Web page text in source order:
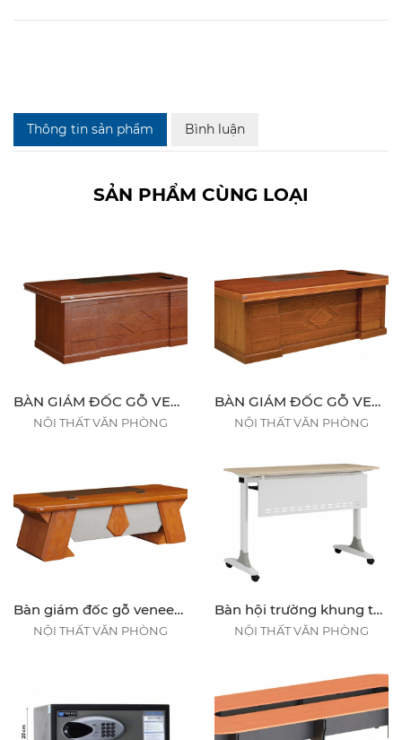
Thông tin sản phẩm Bình luận
SẢN PHẨM CÙNG LOẠI
BÀN GIÁM ĐỐC GỖ VENEER DT2010V19 - DT2010VM19
NỘI THẤT VĂN PHÒNG
BÀN GIÁM ĐỐC GỖ VENEER DT2411V19 - DT2411VM19
NỘI THẤT VĂN PHÒNG
Bàn giám đốc gỗ veneer DT2411V22/DT2411VM22 / DT2812V22/DT2812VM22
NỘI THẤT VĂN PHÒNG
Bàn hội trường khung thép 1m2
NỘI THẤT VĂN PHÒNG